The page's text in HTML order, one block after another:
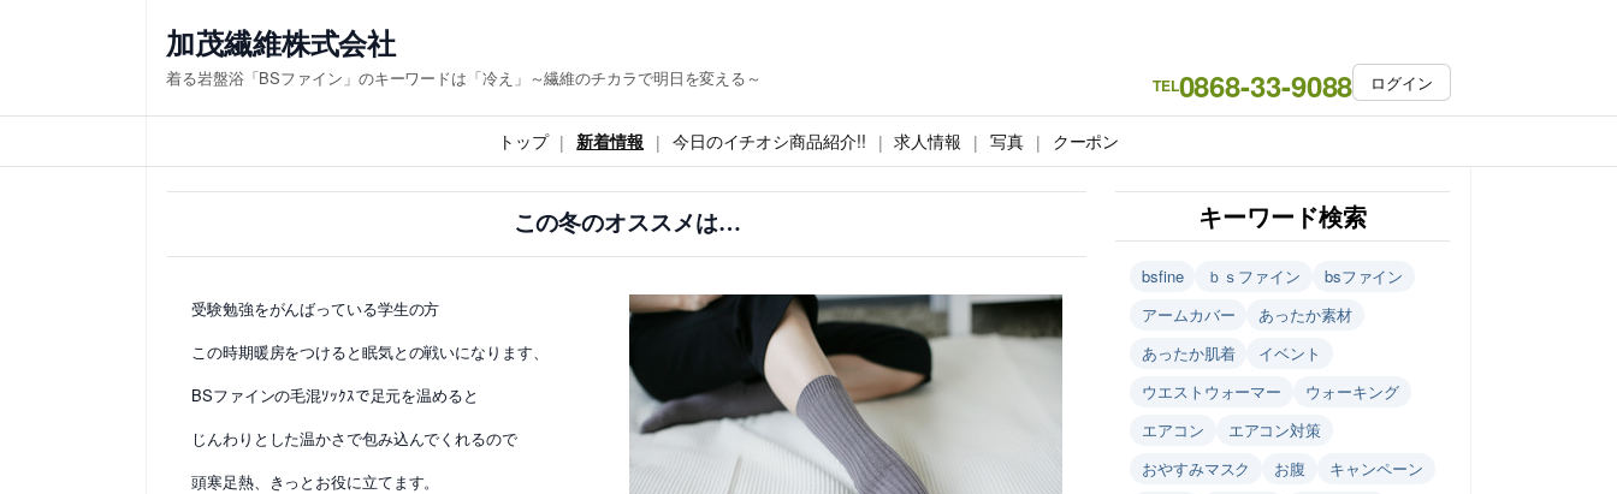
ス
キ
加茂繊維株式会社
着る岩盤浴「BSファイン」のキーワードは「冷え」～繊維のチカラで明日を変える～ TEL0868-33-9088 ログイン
トップ 新着情報 今日のイチオシ商品紹介!! 求人情報 写真 クーポン
この冬のオススメは…
受験勉強をがんばっている学生の方
この時期暖房をつけると眠気との戦いになります、
BSファインの毛混ｿｯｸｽで足元を温めると
じんわりとした温かさで包み込んでくれるので
頭寒足熱、きっとお役に立てます。
キーワード検索
bsfine ｂｓファイン
bsファイン
アームカバー
あったか素材
あったか肌着
イベント
ウエストウォーマー
ウォーキング
エアコン
エアコン対策
おやすみマスク
お腹
キャンペーン